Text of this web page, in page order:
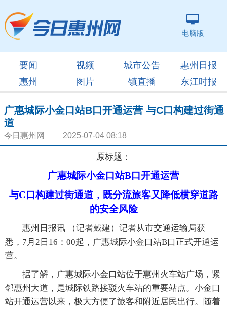
电脑版
要闻 视频 城市公告
惠州日报
惠州
图片 镇直播 东江时报
广惠城际小金口站B口开通运营 与C口构建过街通
道
今日惠州网 2025-07-04 08:18
原标题：
广惠城际小金口站B口开通运营
与C口构建过街通道，既分流旅客又降低横穿道路
的安全风险
惠州日报讯 （记者戴建）记者从市交通运输局获
悉，7月2日16：00起，广惠城际小金口站B口正式开通运
营。
据了解，广惠城际小金口站位于惠州火车站广场，紧
邻惠州大道，是城际铁路接驳火车站的重要站点。小金口
站开通运营以来，极大方便了旅客和附近居民出行。随着